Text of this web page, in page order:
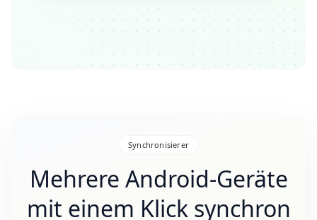
Synchronisierer
Mehrere Android-Geräte
mit einem Klick synchron